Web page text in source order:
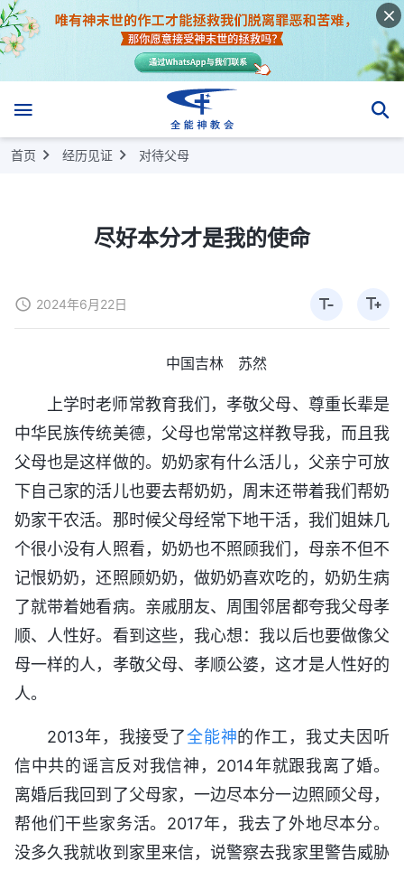
首页 经历见证 对待父母
尽好本分才是我的使命
2024年6月22日
中国吉林 苏然
上学时老师常教育我们，孝敬父母、尊重长辈是
中华民族传统美德，父母也常常这样教导我，而且我
父母也是这样做的。奶奶家有什么活儿，父亲宁可放
下自己家的活儿也要去帮奶奶，周末还带着我们帮奶
奶家干农活。那时候父母经常下地干活，我们姐妹几
个很小没有人照看，奶奶也不照顾我们，母亲不但不
记恨奶奶，还照顾奶奶，做奶奶喜欢吃的，奶奶生病
了就带着她看病。亲戚朋友、周围邻居都夸我父母孝
顺、人性好。看到这些，我心想：我以后也要做像父
母一样的人，孝敬父母、孝顺公婆，这才是人性好的
人。
2013年，我接受了全能神的作工，我丈夫因听
信中共的谣言反对我信神，2014年就跟我离了婚。
离婚后我回到了父母家，一边尽本分一边照顾父母，
帮他们干些家务活。2017年，我去了外地尽本分。
没多久我就收到家里来信，说警察去我家里警告威胁